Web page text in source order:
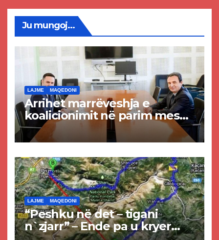
Ju mungoj...
LAJME MAQEDONI
Arrihet marrëveshja e
koalicionimit në parim mes
Kurtit dhe Abdixhikut
LAJME MAQEDONI
“Peshku në det – tigani
n`zjarr” – Ende pa u kryer